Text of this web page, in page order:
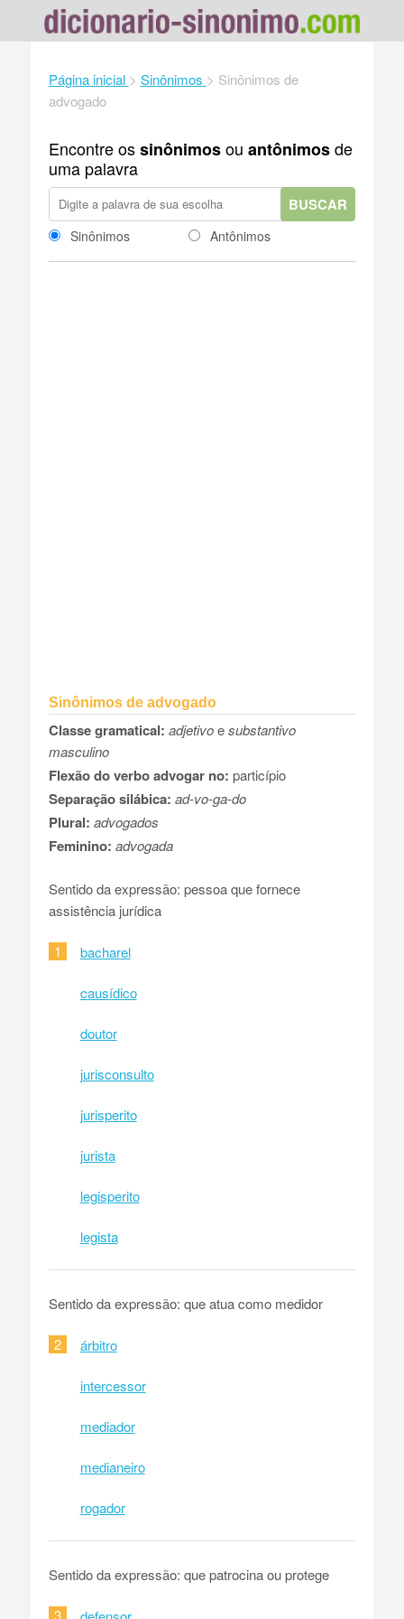
Página inicial > Sinônimos > Sinônimos de
advogado
Encontre ossinônimosou antônimosde
uma palavra
BUSCAR
Sinônimos Antônimos
Sinônimos de advogado
Classe gramatical: adjetivoesubstantivo
masculino
Flexão do verbo advogar no: particípio
Separação silábica: ad-vo-ga-do
Plural: advogados
Feminino: advogada
Sentido da expressão: pessoa que fornece
assistência jurídica
1 bacharel
causídico
doutor
jurisconsulto
jurisperito
jurista
legisperito
legista
Sentido da expressão: que atua como medidor
2 árbitro
intercessor
mediador
medianeiro
rogador
Sentido da expressão: que patrocina ou protege
3